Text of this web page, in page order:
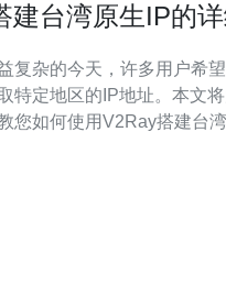
建台湾原生IP的
复杂的今天，许多用户希
特定地区的IP地址。本文
您如何使用V2Ray搭建台
以下条件： 1. 一台可用的